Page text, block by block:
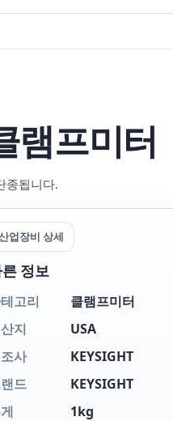
램프미터
종됩니다.
업장비 상세
정보
고리
클램프미터
지
USA
사
KEYSIGHT
드
KEYSIGHT
1kg